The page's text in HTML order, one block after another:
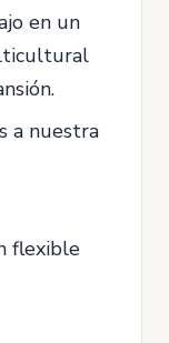
en un
a nuestra
flexible